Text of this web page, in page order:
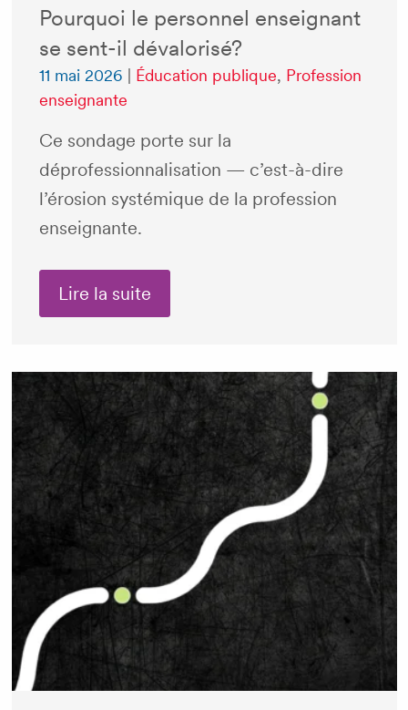
Pourquoi le personnel enseignant
se sent-il dévalorisé?
11 mai 2026 Éducation publique, Profession
enseignante
Ce sondage porte sur la
déprofessionnalisation — c’est-à-dire
l’érosion systémique de la profession
enseignante.
Lire la suite